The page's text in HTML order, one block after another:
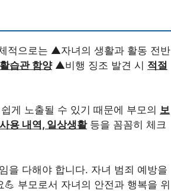
적으로는 ▲자녀의 생활과 활동 전반
습관 함양▲비행 징조 발견 시 적절
게 노출될 수 있기 때문에 부모의 보
용 내역, 일상생활등을 꼼꼼히 체크
을 다해야 합니다. 자녀 범죄 예방을
부모로서 자녀의 안전과 행복을 위